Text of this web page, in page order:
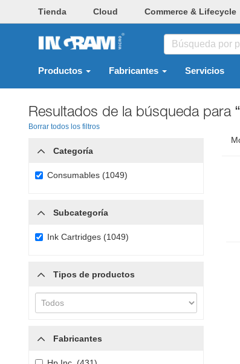
Tienda Cloud Commerce & Lifecycle
Productos Fabricantes Servicios
Resultados de la búsqueda para
Borrar todos los filtros
Categoría
Consumables (1049)
Subcategoría
Ink Cartridges (1049)
Tipos de productos
Fabricantes